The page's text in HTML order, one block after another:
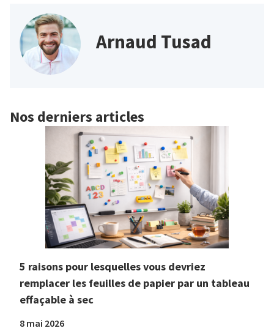
Arnaud Tusad
Nos derniers articles
5 raisons pour lesquelles vous devriez
remplacer les feuilles de papier par un tableau
effaçable à sec
8 mai 2026